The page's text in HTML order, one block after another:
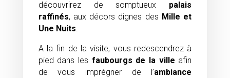
découvrirez de somptueux palais
raffinés, aux décors dignes des Mille et
Une Nuits
A la fin de la visite, vous redescendrez à
pied dans les faubourgs de la ville afin
de vous imprégner de l’ambiance